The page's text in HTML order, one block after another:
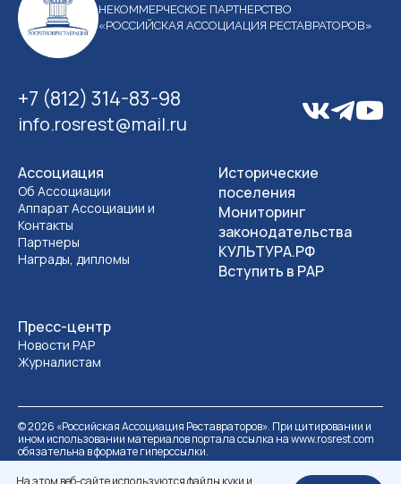
На этом веб-сайте используются файлы куки и
НЕКОММЕРЧЕСКОЕ ПАРТНЕРСТВО
«РОССИЙСКАЯ АССОЦИАЦИЯ РЕСТАВРАТОРОВ»
+7 (812) 314-83-98
info.rosrest@mail.ru
Ассоциация
Об Ассоциации
Аппарат Ассоциации и
Контакты
Партнеры
Награды, дипломы
Пресс-центр
Новости РАР
Журналистам
Исторические
поселения
Мониторинг
законодательства
КУЛЬТУРА.РФ
Вступить в РАР
©2026 «Российская Ассоциация Реставраторов». При цитировании и
ином использовании материалов портала ссылка на www.rosrest.com
обязательна в формате гиперссылки.
Политика обработки персональных данных
Разработка сайта